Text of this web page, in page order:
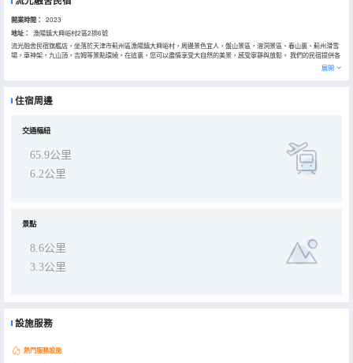
開業時間： 2023
地址：
漁陽鎮大興峪村2區2排6號
流光融舍民宿旗艦店，坐落於天津市薊州區漁陽鎮大興峪村，周邊景色宜人，盤山景區，溶洞景區、春山裏、薊州滑雪
場，車神架，九山頂，吉姆等景點環繞。在這裏，您可以盡情享受大自然的美景，感受寧靜與放鬆。 我們的民宿提供各
種舒適的房間，每間房間都精心布置，讓您感受到家的温暖。同時，我們還提供豐富的早餐，讓您在新的一天開始時充
展開
住宿周邊
交通樞紐
65.9公里
6.2公里
景點
8.6公里
3.3公里
設施服務
熱門服務設施